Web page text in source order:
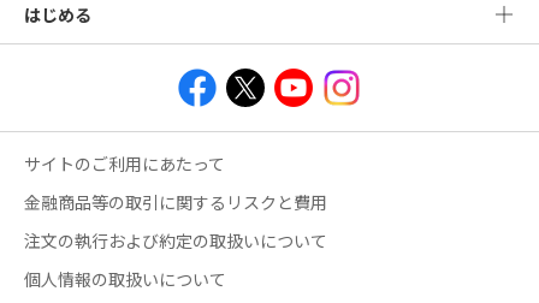
はじめる
サイトのご利用にあたって
金融商品等の取引に関するリスクと費用
注文の執行および約定の取扱いについて
個人情報の取扱いについて